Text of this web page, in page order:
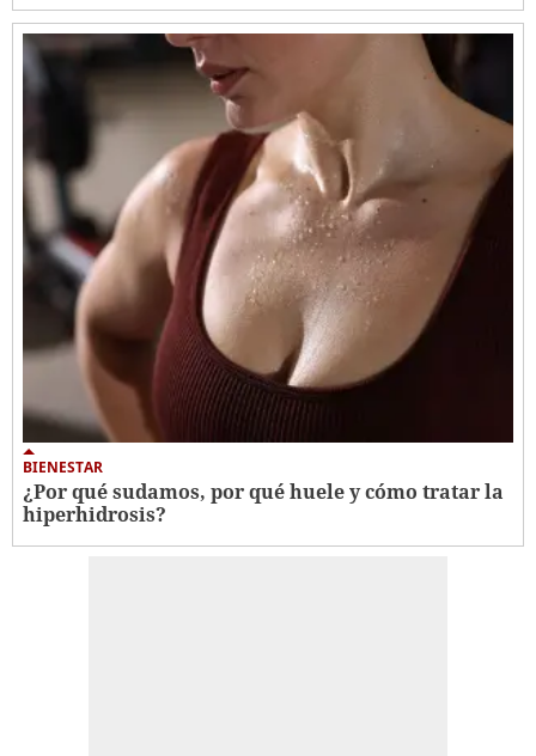
BIENESTAR
¿Por qué sudamos, por qué huele y cómo tratar la
hiperhidrosis?